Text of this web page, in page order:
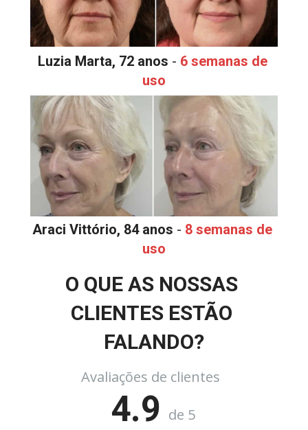
Luzia Marta, 72 anos - 6 semanas de
uso
Araci Vittório, 84 anos - 8 semanas de
uso
O QUE AS NOSSAS
CLIENTES ESTÃO
FALANDO?
4.9
Avaliações de clientes
de 5